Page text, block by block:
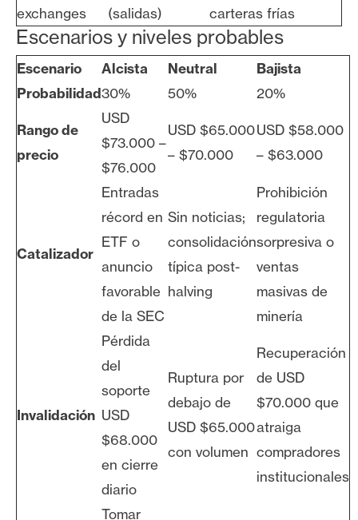
exchanges
(salidas)
carteras frías
Escenarios y niveles probables
Escenario Alcista Neutral
Bajista
Probabilidad30% 50% 20%
Rango de
precio
USD
$73.000 –
$76.000
USD $65.000
– $70.000
USD $58.000
– $63.000
Catalizador
Entradas
récord en
ETF o
anuncio
favorable
de la SEC
Sin noticias;
consolidación
típica post-
halving
Prohibición
regulatoria
sorpresiva o
ventas
masivas de
minería
Invalidación
Pérdida
del
soporte
USD
$68.000
en cierre
diario
Ruptura por
debajo de
USD $65.000
con volumen
Recuperación
de USD
$70.000 que
atraiga
compradores
institucionales
Tomar